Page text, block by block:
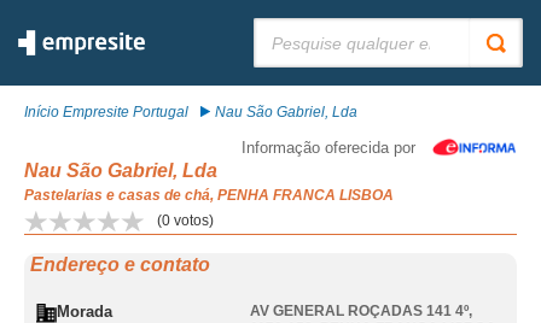
Início Empresite Portugal Nau São Gabriel, Lda
Informação oferecida por
Nau São Gabriel, Lda
Pastelarias e casas de chá, PENHA FRANCA LISBOA
(0 votos)
Endereço e contato
Morada
AV GENERAL ROÇADAS 141 4º,